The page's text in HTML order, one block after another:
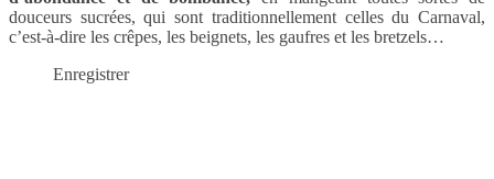
douceurs sucrées, qui sont traditionnellement celles du Carnaval,
c’est-à-dire les crêpes, les beignets, les gaufres et les bretzels…
Enregistrer